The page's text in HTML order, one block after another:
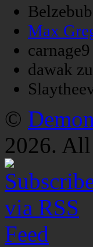
Belzebub
Max
carnage9
dawak zu
©
2026.